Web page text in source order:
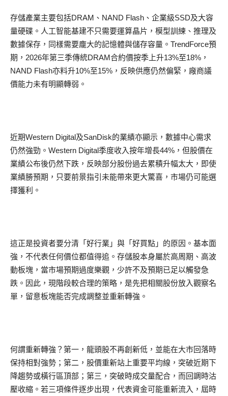
存儲產業主要包括DRAM、NAND Flash、企業級SSD及大容
量硬碟。人工智能基建不只需要運算晶片，模型訓練、推理及
數據保存，同樣需要龐大的記憶體與儲存容量。TrendForce預
期，2026年第三季傳統DRAM合約價按季上升13%至18%，
NAND Flash亦料升10%至15%，反映供應仍然偏緊，廠商議
價能力未有明顯轉弱。
近期Western Digital及SanDisk的業績亦顯示，數據中心需求
仍然強勁。Western Digital季度收入按年增長44%，但股價在
業績公布後仍然下跌，反映部分股份過去累積升幅太大，即使
業績勝預期，只要前景指引未能帶來更大驚喜，市場仍可能選
擇獲利。
這正是投資者要分清「好行業」與「好買點」的原因。基本面
強，不代表任何價位都值得追。存儲股本身屬於高周期、高波
動板塊，當市場預期過度樂觀，少許不及預期已足以觸發急
跌。因此，現階段較合理的策略，是先把相關股份放入觀察名
單，留意板塊能否完成調整並重新轉強。
何謂重新轉強？第一，龍頭股不再創新低，並能在大市回落時
保持相對強勢；第二，股價重新站上重要平均線，突破近期下
降趨勢或橫行區頂部；第三，突破時成交量配合，而回調時沽
壓收縮。若三項條件逐步出現，代表資金可能重新流入，屆時